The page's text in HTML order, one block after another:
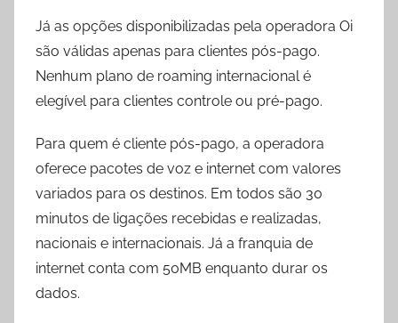
Já as opções disponibilizadas pela operadora Oi
são válidas apenas para clientes pós-pago.
Nenhum plano de roaming internacional é
elegível para clientes controle ou pré-pago.
Para quem é cliente pós-pago, a operadora
oferece pacotes de voz e internet com valores
variados para os destinos. Em todos são 30
minutos de ligações recebidas e realizadas,
nacionais e internacionais. Já a franquia de
internet conta com 50MB enquanto durar os
dados.